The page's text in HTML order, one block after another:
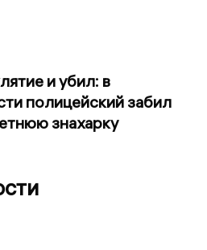
и убил: в
полицейский забил
знахарку